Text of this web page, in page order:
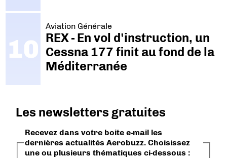
Aviation Générale
REX - En vol d'instruction, un
Cessna 177 finit au fond de la
Méditerranée
Les newsletters gratuites
Recevez dans votre boite e-mail les
dernières actualités Aerobuzz. Choisissez
une ou plusieurs thématiques ci-dessous :